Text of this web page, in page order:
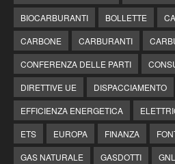
BIOCARBURANTI
BOLLETTE
CARBONE
CARBURANTI
CONFERENZA DELLE PARTI
DIRETTIVE UE
DISPACCIAMENTO
EFFICIENZA ENERGETICA
ETS
EUROPA FINANZA
GAS NATURALE
GASDOTTI GNL